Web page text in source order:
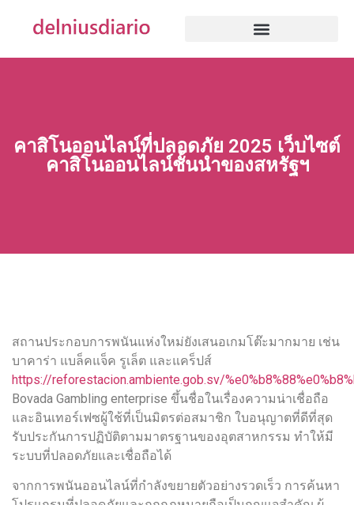
คาสิโนออนไลน์ที่ปลอดภัย 2025 เว็บไซต์
คาสิโนออนไลน์ชั้นนำของสหรัฐฯ
สถานประกอบการพนันแห่งใหม่ยังเสนอเกมโต๊ะมากมาย เช่น
บาคาร่า แบล็คแจ็ค รูเล็ต และแคร็ปส์
https://reforestacion.ambiente.gob.sv/
Bovada Gambling enterprise ขึ้นชื่อในเรื่องความน่าเชื่อถือ
และอินเทอร์เฟซผู้ใช้ที่เป็นมิตรต่อสมาชิก ใบอนุญาตที่ดีที่สุด
รับประกันการปฏิบัติตามมาตรฐานของอุตสาหกรรม ทำให้มี
ระบบที่ปลอดภัยและเชื่อถือได้
จากการพนันออนไลน์ที่กำลังขยายตัวอย่างรวดเร็ว การค้นหา